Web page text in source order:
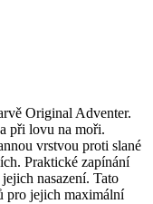
Original Adventer.
při lovu na moři.
vrstvou proti slané
Praktické zapínání
nasazení. Tato
pro jejich maximální